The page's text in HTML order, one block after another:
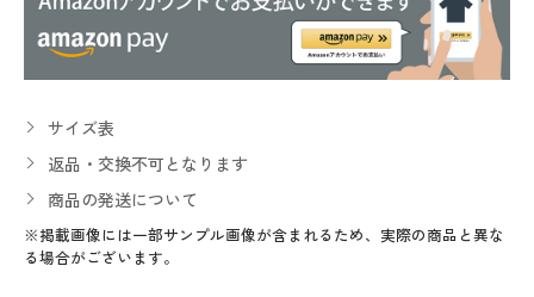
サイズ表
返品・交換不可となります
商品の発送について
※掲載画像には一部サンプル画像が含まれるため、実際の商品と異な
る場合がございます。